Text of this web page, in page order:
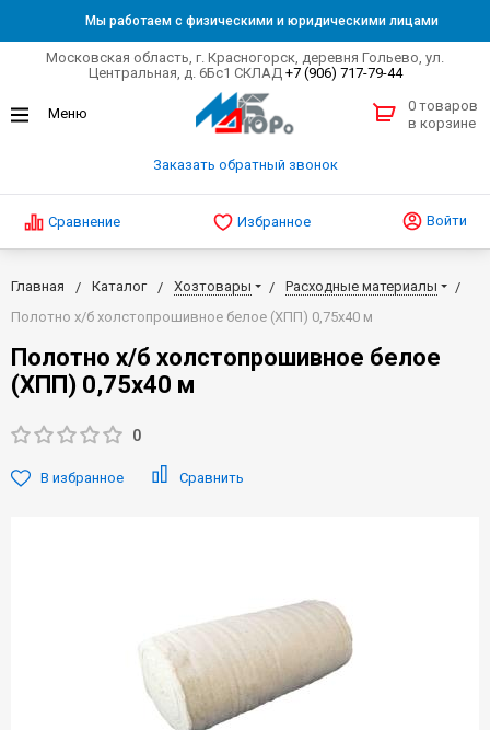
Мы работаем с физическими и юридическими лицами
Московская область, г. Красногорск, деревня Гольево, ул.
Центральная, д. 6Бс1 СКЛАД +7 (906) 717-79-44
Заказать обратный звонок
0 товаров
в корзине
Сравнение Избранное Войти
Главная Каталог Хозтовары
Расходные материалы
Полотно х/б холстопрошивное белое (ХПП) 0,75х40 м
Полотно х/б холстопрошивное белое
(ХПП) 0,75х40 м
0
В избранное Сравнить